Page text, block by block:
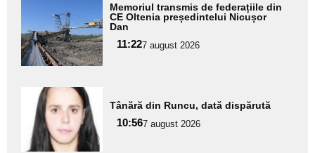
aici textul
pentru
subtitlu
Memoriul transmis de federațiile din
CE Oltenia președintelui Nicușor
Dan
11:227 august 2026
Adaugă
aici textul
pentru
subtitlu
Tânără din Runcu, dată dispărută
10:567 august 2026